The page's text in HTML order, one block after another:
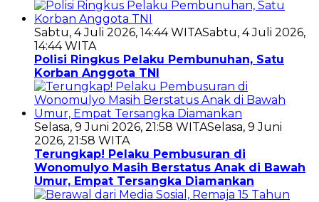
Sabtu, 4 Juli 2026, 14:44 WITASabtu, 4 Juli 2026,
14:44 WITA
Polisi Ringkus Pelaku Pembunuhan, Satu
Korban Anggota TNI
Selasa, 9 Juni 2026, 21:58 WITASelasa, 9 Juni
2026, 21:58 WITA
Terungkap! Pelaku Pembusuran di
Wonomulyo Masih Berstatus Anak di Bawah
Umur, Empat Tersangka Diamankan